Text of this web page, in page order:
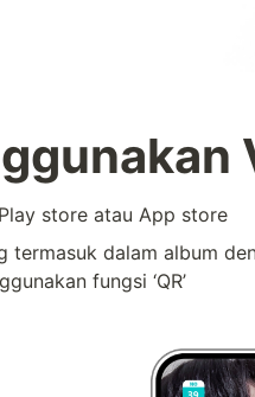
store atau App store
termasuk dalam album
fungsi ‘QR’